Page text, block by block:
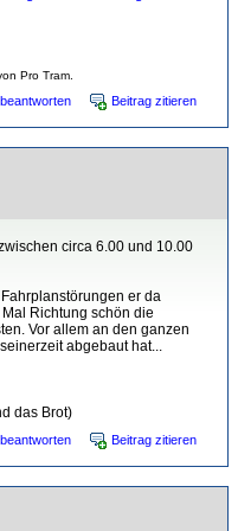
Pro Tram.
Beitrag zitieren
circa 6.00 und 10.00
er da
Richtung schön die
Vor allem an den ganzen
abgebaut hat...
das Brot)
Beitrag zitieren